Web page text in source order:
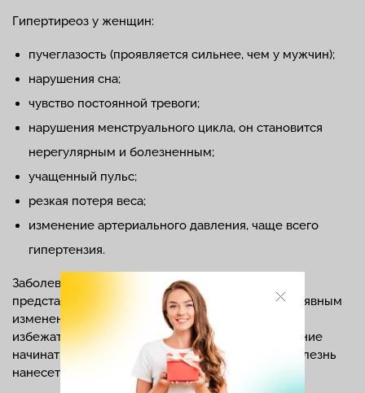
Гипертиреоз у женщин:
пучеглазость (проявляется сильнее, чем у мужчин);
нарушения сна;
чувство постоянной тревоги;
нарушения менструального цикла, он становится
нерегулярным и болезненным;
учащенный пульс;
резкая потеря веса;
изменение артериального давления, чаще всего
гипертензия.
Заболевание причиняет и моральные страдания
представительницам слабого пола. Это вызвано явным
изменение внешности в худшую сторону. Чтобы
избежать серьезных последствий, следует лечение
начинать как можно раньше, и не ждать, пока болезнь
нанесет удар по красоте и здоровью.